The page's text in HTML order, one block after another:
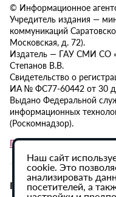
© Информационное
Учредитель издания —
коммуникаций
Московская, д. 72).
Издатель — ГАУ СМИ СО
Степанов В.В.
Свидетельство о
ИА № ФС77-60442 от 30
Выдано Федеральной
информационных
(Роскомнадзор).
Политика в отношении
При использовании
Наш сайт
cookie. Это
анализировать
посетителей, а